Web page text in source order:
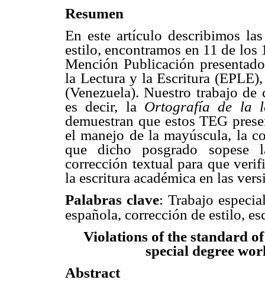
Resumen
En este artículo describimos
estilo, encontramos en 11 de los
Mención Publicación
la Lectura y la Escritura
(Venezuela). Nuestro trabajo
es decir, la Ortografía de la
demuestran que estos TEG
el manejo de la mayúscula, la
que dicho posgrado sopese
corrección textual para que
la escritura académica en las
Palabras clave: Trabajo
española, corrección de estilo,
Violations of the standard
special degree
Abstract